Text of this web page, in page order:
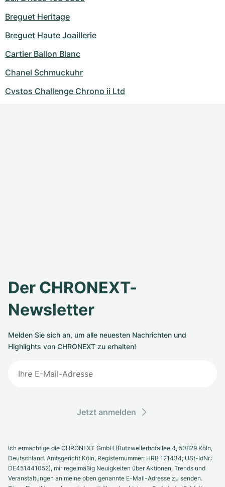
Breguet Heritage
Breguet Haute Joaillerie
Cartier Ballon Blanc
Chanel Schmuckuhr
Cvstos Challenge Chrono ii Ltd
Der CHRONEXT-
Newsletter
Melden Sie sich an, um alle neuesten Nachrichten und
Highlights von CHRONEXT zu erhalten!
Jetzt anmelden
Ich ermächtige die CHRONEXT GmbH (Butzweilerhofallee 4, 50829 Köln,
Deutschland. Amtsgericht Köln, Registernummer: HRB 121434; USt-IdNr.:
DE451441052), mir regelmäßig Neuigkeiten über Aktionen, Trends und
Veranstaltungen an meine oben genannte E-Mail-Adresse zu senden.